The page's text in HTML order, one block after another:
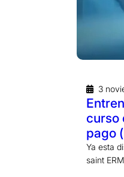
3
curso
pago
Ya esta
saint